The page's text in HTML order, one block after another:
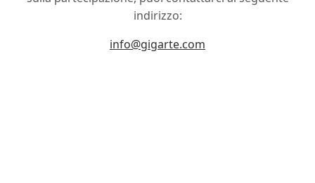
indirizzo:
info@gigarte.com